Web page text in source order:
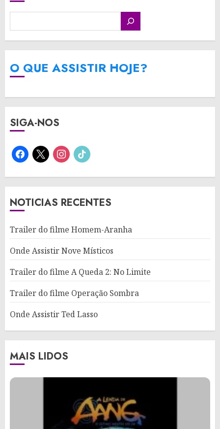
O QUE ASSISTIR HOJE?
SIGA-NOS
facebook
x instagram
tiktok
NOTICIAS RECENTES
Trailer do filme Homem-Aranha
Onde Assistir Nove Místicos
Trailer do filme A Queda 2: No Limite
Trailer do filme Operação Sombra
Onde Assistir Ted Lasso
MAIS LIDOS